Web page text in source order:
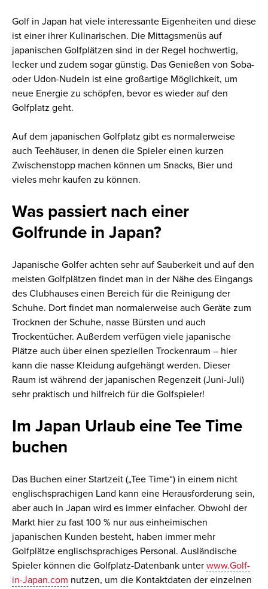
Golf in Japan hat viele interessante Eigenheiten und diese
ist einer ihrer Kulinarischen. Die Mittagsmenüs auf
japanischen Golfplätzen sind in der Regel hochwertig,
lecker und zudem sogar günstig. Das Genießen von Soba-
oder Udon-Nudeln ist eine großartige Möglichkeit, um
neue Energie zu schöpfen, bevor es wieder auf den
Golfplatz geht.
Auf dem japanischen Golfplatz gibt es normalerweise
auch Teehäuser, in denen die Spieler einen kurzen
Zwischenstopp machen können um Snacks, Bier und
vieles mehr kaufen zu können.
Was passiert nach einer
Golfrunde in Japan?
Japanische Golfer achten sehr auf Sauberkeit und auf den
meisten Golfplätzen findet man in der Nähe des Eingangs
des Clubhauses einen Bereich für die Reinigung der
Schuhe. Dort findet man normalerweise auch Geräte zum
Trocknen der Schuhe, nasse Bürsten und auch
Trockentücher. Außerdem verfügen viele japanische
Plätze auch über einen speziellen Trockenraum – hier
kann die nasse Kleidung aufgehängt werden. Dieser
Raum ist während der japanischen Regenzeit (Juni-Juli)
sehr praktisch und hilfreich für die Golfspieler!
Im Japan Urlaub eine Tee Time
buchen
Das Buchen einer Startzeit („Tee Time“) in einem nicht
englischsprachigen Land kann eine Herausforderung sein,
aber auch in Japan wird es immer einfacher. Obwohl der
Markt hier zu fast 100 % nur aus einheimischen
japanischen Kunden besteht, haben immer mehr
Golfplätze englischsprachiges Personal. Ausländische
Spieler können die Golfplatz-Datenbank unter www.Golf-
in-Japan.com nutzen, um die Kontaktdaten der einzelnen